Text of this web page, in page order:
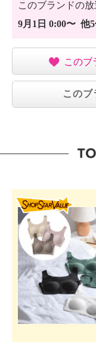
このブランドの放
9月1日 0:00〜 他
このブ
このブ